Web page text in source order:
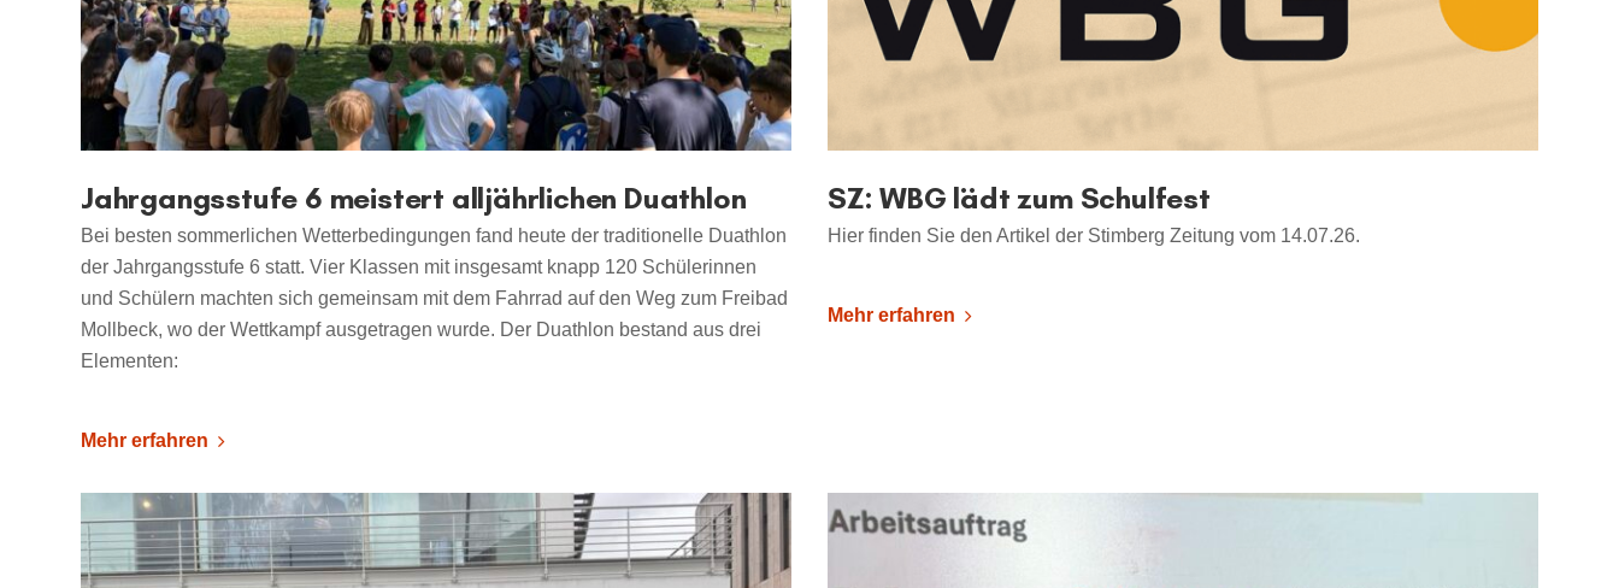
Jahrgangsstufe 6 meistert alljährlichen Duathlon
Bei besten sommerlichen Wetterbedingungen fand heute der traditionelle Duathlon
der Jahrgangsstufe 6 statt. Vier Klassen mit insgesamt knapp 120 Schülerinnen
und Schülern machten sich gemeinsam mit dem Fahrrad auf den Weg zum Freibad
Mollbeck, wo der Wettkampf ausgetragen wurde. Der Duathlon bestand aus drei
Elementen:
Mehr erfahren
SZ: WBG lädt zum Schulfest
Hier finden Sie den Artikel der Stimberg Zeitung vom 14.07.26.
Mehr erfahren